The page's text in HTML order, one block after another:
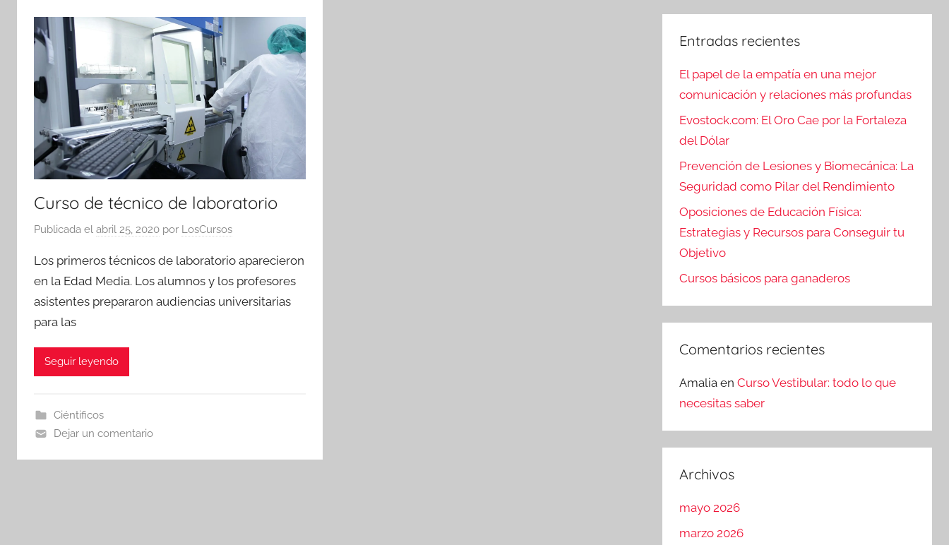
Curso de técnico de laboratorio
Publicada el abril 25, 2020 por LosCursos
Los primeros técnicos de laboratorio aparecieron
en la Edad Media. Los alumnos y los profesores
asistentes prepararon audiencias universitarias
para las
Seguir leyendo
Ciéntificos
Dejar un comentario
Entradas recientes
El papel de la empatía en una mejor
comunicación y relaciones más profundas
Evostock.com: El Oro Cae por la Fortaleza
del Dólar
Prevención de Lesiones y Biomecánica: La
Seguridad como Pilar del Rendimiento
Oposiciones de Educación Física:
Estrategias y Recursos para Conseguir tu
Objetivo
Cursos básicos para ganaderos
Comentarios recientes
Amalia enCurso Vestibular: todo lo que
necesitas saber
Archivos
mayo 2026
marzo 2026